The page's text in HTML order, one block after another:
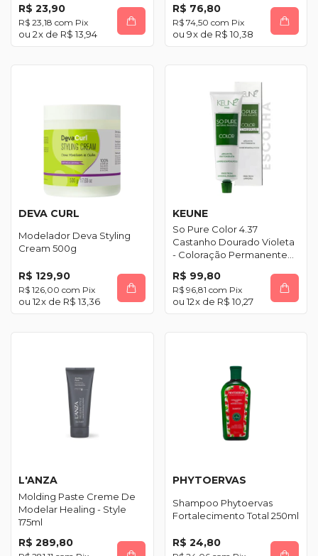
R$ 23,90
R$ 23,18 com Pix
2x de R$ 13,94
R$ 76,80
R$ 74,50 com Pix
9x de R$ 10,38
DEVA CURL
Modelador Deva Styling
Cream 500g
R$ 129,90
R$ 126,00 com Pix
12x de R$ 13,36
KEUNE
So Pure Color 4.37
Castanho Dourado Violeta
- Coloração Permanente
R$ 99,80
R$ 96,81 com Pix
12x de R$ 10,27
L'ANZA
Molding Paste Creme De
Modelar Healing - Style
175ml
R$ 289,80
PHYTOERVAS
Shampoo Phytoervas
Fortalecimento Total 250ml
R$ 24,80